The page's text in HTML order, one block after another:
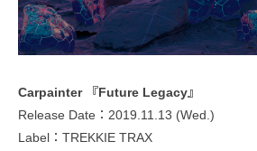
Carpainter 『Future Legacy』
Release Date：2019.11.13 (Wed.)
Label：TREKKIE TRAX